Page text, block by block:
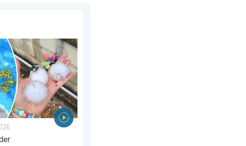
. torsdag den 11. juni 2026
hærger i Norditalien. Hagl- og stormskader. . . torsdag den 16. juli